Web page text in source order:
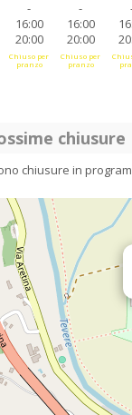
-
16:00
20:00
Chiuso per
pranzo
-
16:00
20:00
Chiuso per
pranzo
chiusure
chiusure in